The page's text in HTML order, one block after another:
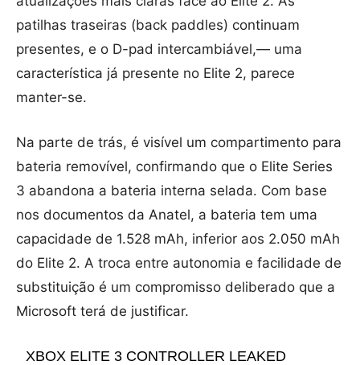
patilhas traseiras (back paddles) continuam
presentes, e o D-pad intercambiável,— uma
característica já presente no Elite 2, parece
manter-se.
Na parte de trás, é visível um compartimento para
bateria removível, confirmando que o Elite Series
3 abandona a bateria interna selada. Com base
nos documentos da Anatel, a bateria tem uma
capacidade de 1.528 mAh, inferior aos 2.050 mAh
do Elite 2. A troca entre autonomia e facilidade de
substituição é um compromisso deliberado que a
Microsoft terá de justificar.
XBOX ELITE 3 CONTROLLER LEAKED